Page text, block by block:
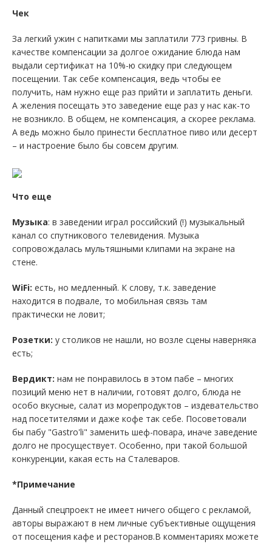
Чек
За легкий ужин с напитками мы заплатили 773 гривны. В
качестве компенсации за долгое ожидание блюда нам
выдали сертификат на 10%-ю скидку при следующем
посещении. Так себе компенсация, ведь чтобы ее
получить, нам нужно еще раз прийти и заплатить деньги.
А желения посещать это заведение еще раз у нас как-то
не возникло. В общем, не компенсация, а скорее реклама.
А ведь можно было принести бесплатное пиво или десерт
– и настроение было бы совсем другим.
Что еще
Музыка: в заведении играл российский (!) музыкальный
канал со спутникового телевидения. Музыка
сопровождалась мультяшными клипами на экране на
стене.
WiFi: есть, но медленный. К слову, т.к. заведение
находится в подвале, то мобильная связь там
практически не ловит;
Розетки: у столиков не нашли, но возле сцены наверняка
есть;
Вердикт: нам не понравилось в этом пабе – многих
позиций меню нет в наличии, готовят долго, блюда не
особо вкусные, салат из морепродуктов – издевательство
над посетителями и даже кофе так себе. Посоветовали
бы пабу "Gastro'li" заменить шеф-повара, иначе заведение
долго не просуществует. Особенно, при такой большой
конкуренции, какая есть на Сталеваров.
*Примечание
Данный спецпроект не имеет ничего общего с рекламой,
авторы выражают в нем личные субъективные ощущения
от посещения кафе и ресторанов.В комментариях можете